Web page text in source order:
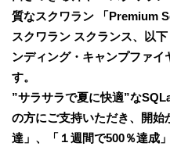
質なスクワラン 「Premium
スクワラン スクランス、以
ンディング・キャンプファ
す。
”サラサラで夏に快適”な
の方にご支持いただき、開始
達」、「１週間で500％達成